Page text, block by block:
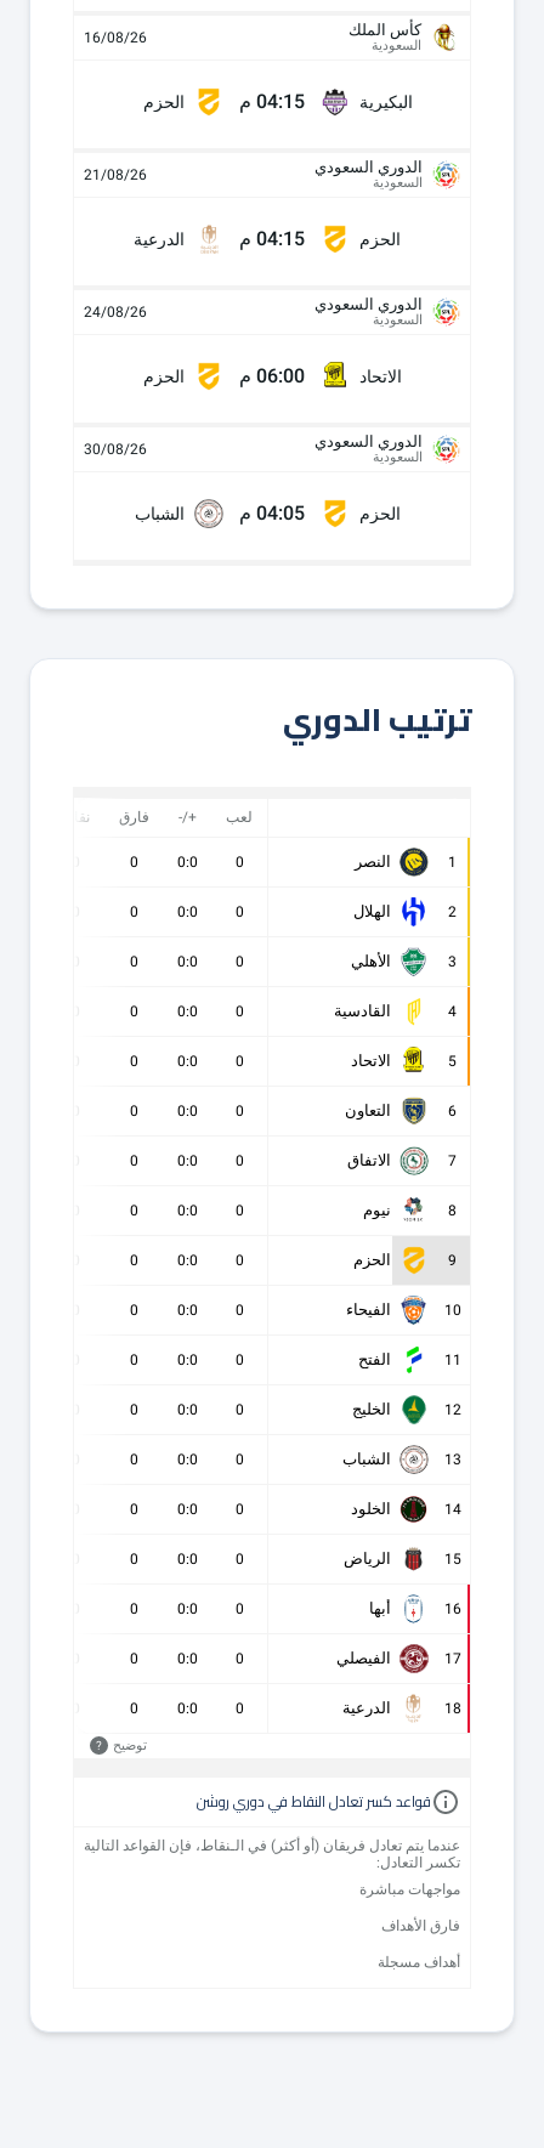
كأس الملك
السعودية 16/08/26
البكيرية 04:15 م الحزم
الدوري السعودي
السعودية 21/08/26
الحزم 04:15 م الدرعية
الدوري السعودي
السعودية 24/08/26
الاتحاد 06:00 م الحزم
الدوري السعودي
السعودية 30/08/26
الحزم 04:05 م الشباب
ترتيب الدوري
لعب +/- فارق نقاط
1 النصر 0
0:0
0
2 الهلال 0
0:0
0
3 الأهلي 0
0:0
0
4 القادسية 0
0:0
0
5 الاتحاد 0
0:0
0
6 التعاون 0
0:0
0
7 الاتفاق 0
0:0
0
8 نيوم 0
0:0
0
9 الحزم 0
0:0
0
10 الفيحاء 0
0:0
0
11 الفتح 0
0:0
0
12 الخليج 0
0:0
0
13 الشباب 0
0:0
0
14 الخلود 0
0:0
0
15 الرياض 0
0:0
0
16 أبها 0
0:0
0
17 الفيصلي 0
0:0
0
18 الدرعية 0
0:0
0
توضيح ?
قواعد كسر تعادل النقاط في دوري روشن
عندما يتم تعادل فريقان (أو أكثر) في الـنقاط، فإن القواعد التالية
تكسر التعادل:
مواجهات مباشرة
فارق الأهداف
أهداف مسجلة